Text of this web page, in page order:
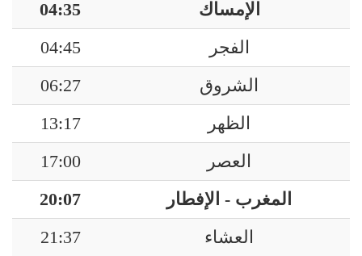
الإمساك
04:35
الفجر
04:45
الشروق
06:27
الظهر
13:17
العصر
17:00
المغرب - الإفطار
20:07
العشاء
21:37